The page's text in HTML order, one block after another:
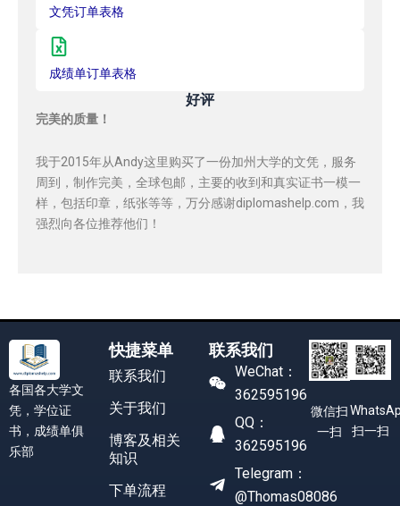
文凭订单表格
成绩单订单表格
好评
完美的质量！
我于2015年从Andy这里购买了一份加州大学的文凭，服务
周到，制作完美，全球包邮，主要的收到和真实证书一模一
样，包括印章，纸张等等，万分感谢diplomashelp.com，我
强烈向各位推荐他们！
各国各大学文
凭，学位证
书，成绩单俱
乐部
快捷菜单
联系我们
关于我们
博客及相关
知识
下单流程
联系我们
WeChat：
362595196
QQ：
362595196
Telegram：
@Thomas08086
微信扫
一扫
扫一扫